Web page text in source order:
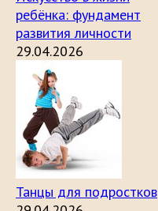
ребёнка: фундамент
развития личности
29.04.2026
Танцы для подростков